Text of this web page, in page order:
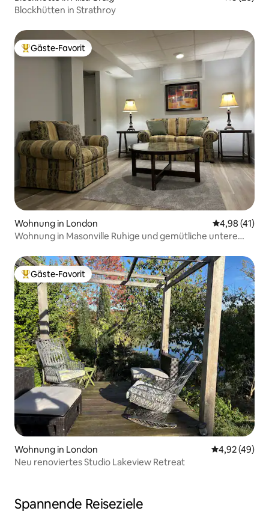
Blockhütten in Strathroy
Beliebter Gäste-Favorit.
Gäste-Favorit
Wohnung in London
4,98 (41)
Wohnung in Masonville Ruhige und gemütliche untere
Beliebter Gäste-Favorit.
Gäste-Favorit
Wohnung in London
4,92 (49)
Neu renoviertes Studio Lakeview Retreat
Spannende Reiseziele